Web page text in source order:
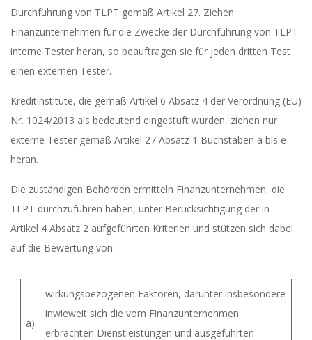
Durchführung von TLPT gemäß Artikel 27. Ziehen
Finanzunternehmen für die Zwecke der Durchführung von TLPT
interne Tester heran, so beauftragen sie für jeden dritten Test
einen externen Tester.
Kreditinstitute, die gemäß Artikel 6 Absatz 4 der Verordnung (EU)
Nr. 1024/2013 als bedeutend eingestuft wurden, ziehen nur
externe Tester gemäß Artikel 27 Absatz 1 Buchstaben a bis e
heran.
Die zuständigen Behörden ermitteln Finanzunternehmen, die
TLPT durchzuführen haben, unter Berücksichtigung der in
Artikel 4 Absatz 2 aufgeführten Kriterien und stützen sich dabei
auf die Bewertung von:
a)
wirkungsbezogenen Faktoren, darunter insbesondere
inwieweit sich die vom Finanzunternehmen
erbrachten Dienstleistungen und ausgeführten